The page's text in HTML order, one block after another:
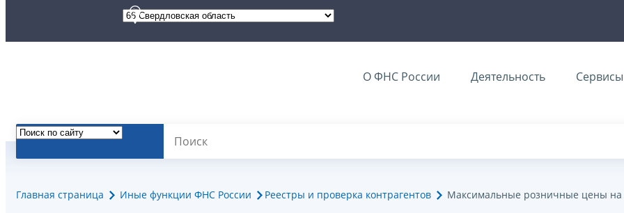
О ФНС России Деятельность Сервисы
Главная страница Иные функции ФНС России Реестры и проверка контрагентов Максимальные розничные цены на